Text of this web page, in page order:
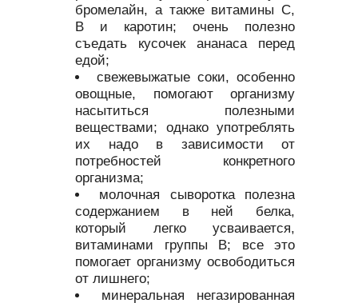
бромелайн, а также витамины С,
В и каротин; очень полезно
съедать кусочек ананаса перед
едой;
свежевыжатые соки, особенно
овощные, помогают организму
насытиться полезными
веществами; однако употреблять
их надо в зависимости от
потребностей конкретного
организма;
молочная сыворотка полезна
содержанием в ней белка,
который легко усваивается,
витаминами группы В; все это
помогает организму освободиться
от лишнего;
минеральная негазированная